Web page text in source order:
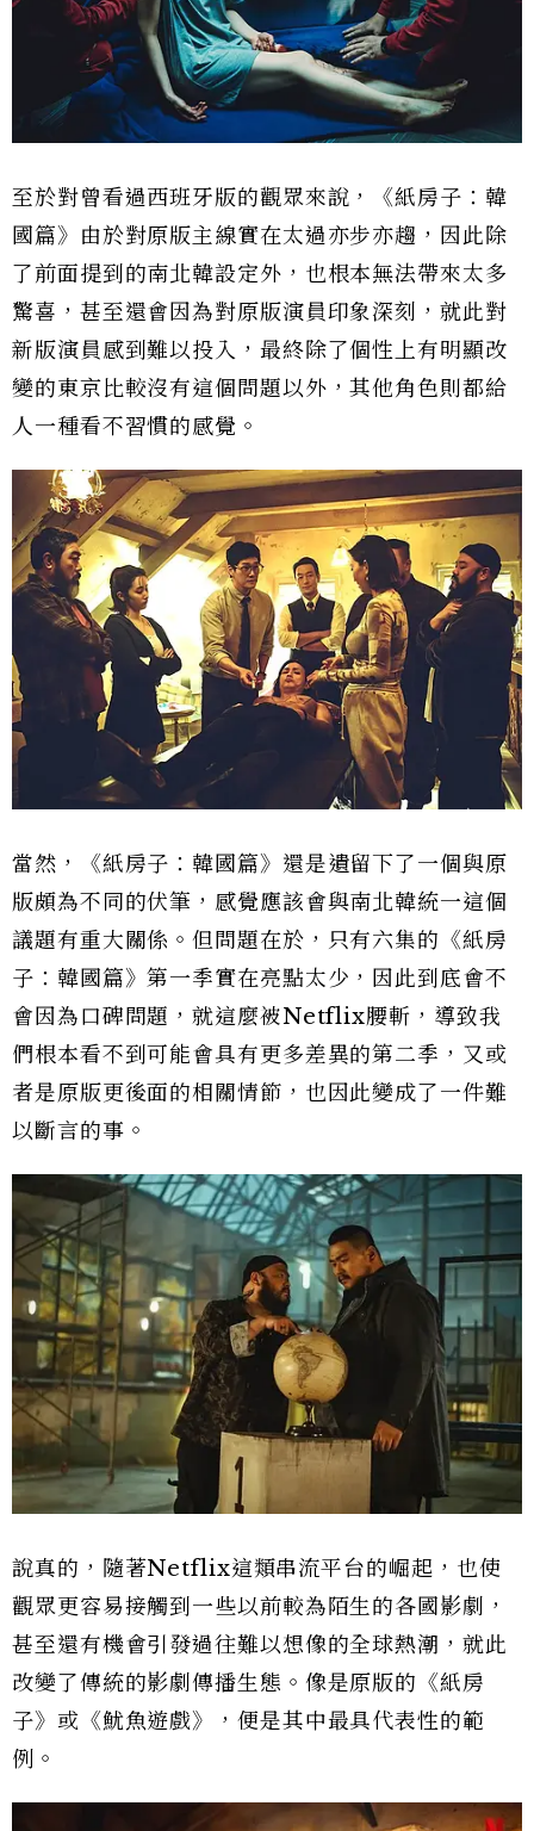
至於對曾看過西班牙版的觀眾來說，《紙房子：韓
國篇》由於對原版主線實在太過亦步亦趨，因此除
了前面提到的南北韓設定外，也根本無法帶來太多
驚喜，甚至還會因為對原版演員印象深刻，就此對
新版演員感到難以投入，最終除了個性上有明顯改
變的東京比較沒有這個問題以外，其他角色則都給
人一種看不習慣的感覺。
當然，《紙房子：韓國篇》還是遺留下了一個與原
版頗為不同的伏筆，感覺應該會與南北韓統一這個
議題有重大關係。但問題在於，只有六集的《紙房
子：韓國篇》第一季實在亮點太少，因此到底會不
會因為口碑問題，就這麼被Netflix腰斬，導致我
們根本看不到可能會具有更多差異的第二季，又或
者是原版更後面的相關情節，也因此變成了一件難
以斷言的事。
說真的，隨著Netflix這類串流平台的崛起，也使
觀眾更容易接觸到一些以前較為陌生的各國影劇，
甚至還有機會引發過往難以想像的全球熱潮，就此
改變了傳統的影劇傳播生態。像是原版的《紙房
子》或《魷魚遊戲》，便是其中最具代表性的範
例。